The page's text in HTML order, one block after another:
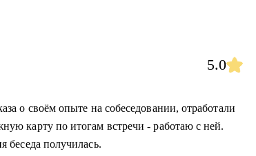
5.0
о своём опыте на собеседовании, отработали
карту по итогам встречи - работаю с ней.
беседа получилась.